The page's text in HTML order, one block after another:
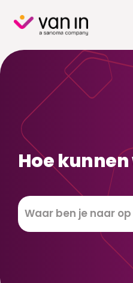
content
Hoe
Zoeken